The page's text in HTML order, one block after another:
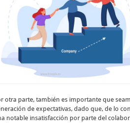
otra parte, también es importante que
de expectativas, dado que, de lo
notable insatisfacción por parte del